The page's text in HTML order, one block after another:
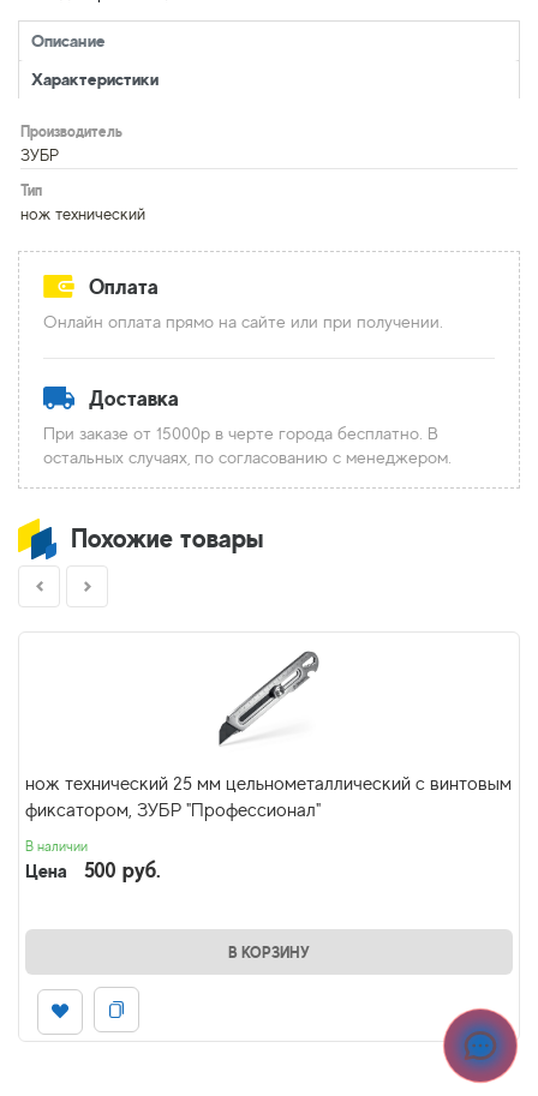
Описание
Характеристики
Производитель
ЗУБР
Тип
нож технический
Оплата
Онлайн оплата прямо на сайте или при получении.
Доставка
При заказе от 15000р в черте города бесплатно. В
остальных случаях, по согласованию с менеджером.
Похожие товары
нож технический 25 мм цельнометаллический с винтовым
фиксатором, ЗУБР "Профессионал"
В наличии
Цена 500 руб.
В КОРЗИНУ